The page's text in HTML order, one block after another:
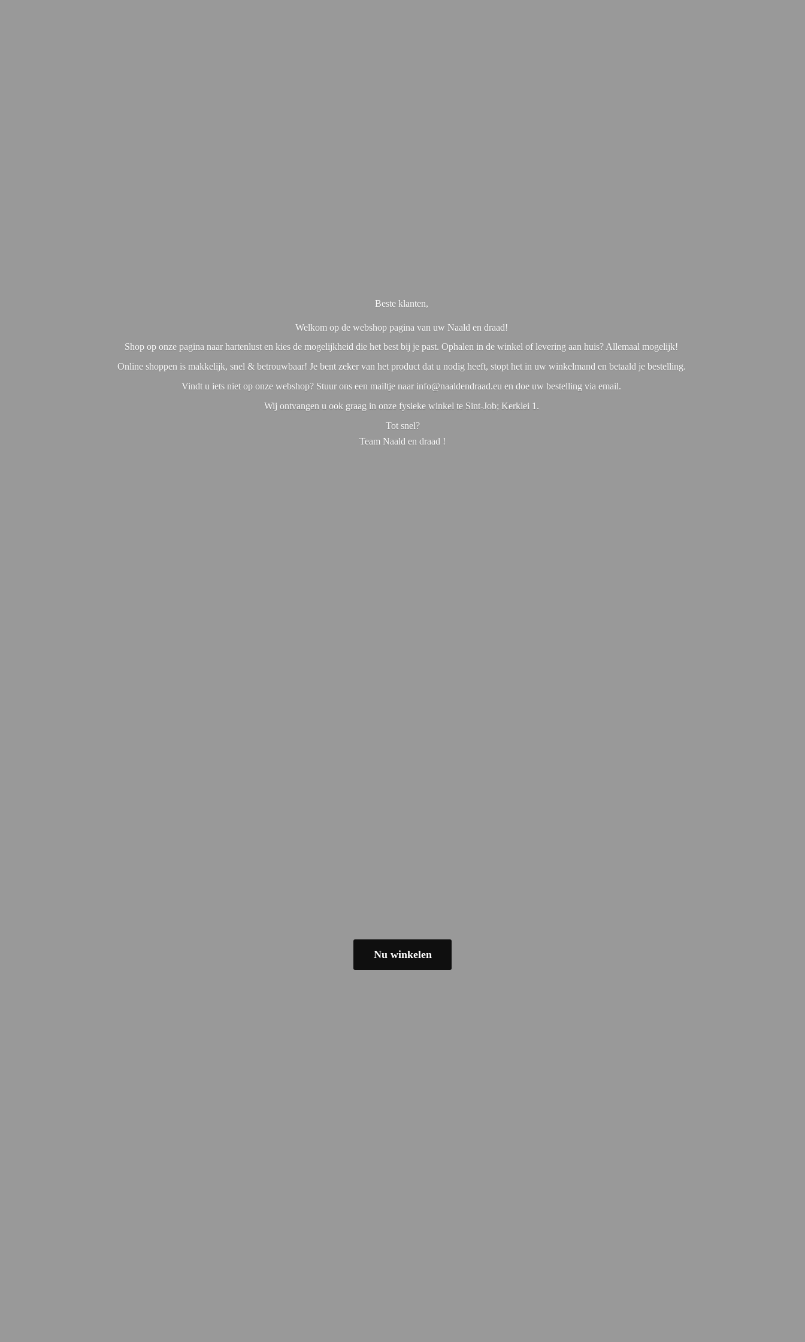
Beste klanten,
Welkom op de webshop pagina van uw Naald en draad!
Shop op onze pagina naar hartenlust en kies de mogelijkheid die het best bij je past. Ophalen in de winkel of levering aan huis? Allemaal mogelijk!
Online shoppen is makkelijk, snel & betrouwbaar! Je bent zeker van het product dat u nodig heeft, stopt het in uw winkelmand en betaald je bestelling.
Vindt u iets niet op onze webshop? Stuur ons een mailtje naar info@naaldendraad.eu en doe uw bestelling via email.
Wij ontvangen u ook graag in onze fysieke winkel te Sint-Job; Kerklei 1.
Tot snel?
Team Naald en draad !
Nu winkelen